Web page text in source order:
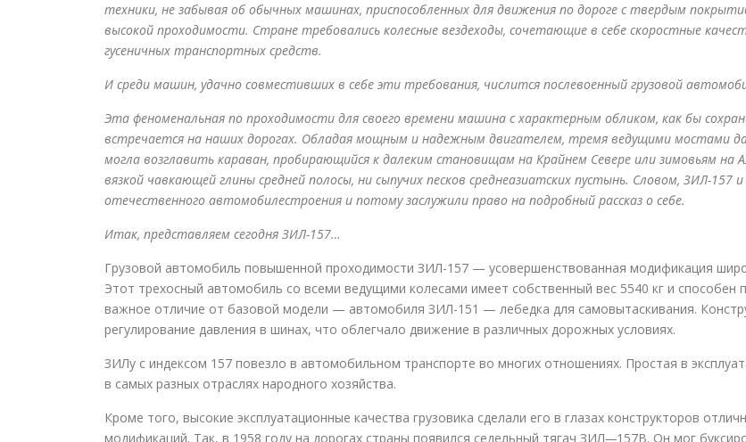
техники, не забывая об обычных машинах, приспособленных для движения по дороге с твердым
высокой проходимости. Стране требовались колесные вездеходы, сочетающие в себе скоростные каче
гусеничных транспортных средств.
И среди машин, удачно совместивших в себе эти требования, числится послевоенный грузовой
Эта феноменальная по проходимости для своего времени машина с характерным обликом, как бы
встречается на наших дорогах. Обладая мощным и надежным двигателем, тремя ведущими мостами да
могла возглавить караван, пробирающийся к далеким становищам на Крайнем Севере или зимовьям на
вязкой чавкающей глины средней полосы, ни сыпучих песков среднеазиатских пустынь. Словом, ЗИЛ-
отечественного автомобилестроения и потому заслужили право на подробный рассказ о себе.
Итак, представляем сегодня ЗИЛ-157…
Грузовой автомобиль повышенной проходимости ЗИЛ-157 — усовершенствованная модификация
Этот трехосный автомобиль со всеми ведущими колесами имеет собственный вес 5540 кг и способен
важное отличие от базовой модели — автомобиля ЗИЛ-151 — лебедка для самовытаскивания.
регулирование давления в шинах, что облегчало движение в различных дорожных условиях.
ЗИЛу с индексом 157 повезло в автомобильном транспорте во многих отношениях. Простая в
в самых разных отраслях народного хозяйства.
Кроме того, высокие эксплуатационные качества грузовика сделали его в глазах конструкторов
модификаций. Так, в 1958 году на дорогах страны появился седельный тягач ЗИЛ—157В. Он мог